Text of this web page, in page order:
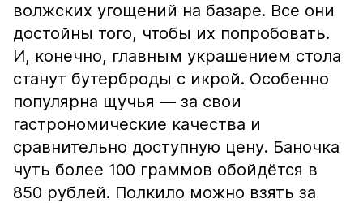
волжских угощений на базаре. Все они
достойны того, чтобы их попробовать.
И, конечно, главным украшением стола
станут бутерброды с икрой. Особенно
популярна щучья — за свои
гастрономические качества и
сравнительно доступную цену. Баночка
чуть более 100 граммов обойдётся в
850 рублей. Полкило можно взять за